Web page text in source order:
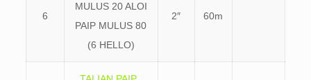
6
MULUS 20 ALOI
PAIP MULUS 80
(6 HELLO)
2″ 60m